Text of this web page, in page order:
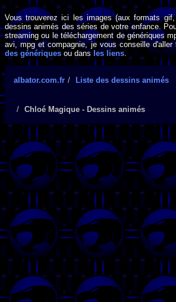
Vous trouverez ici les images (aux formats
dessins animés des séries de votre enfance.
streaming ou le téléchargement de génériques
avi, mpg et compagnie, je vous conseille
des génériques ou dans les liens
albator.com.fr Liste des dessins animés
Chloé Magique - Dessins animés